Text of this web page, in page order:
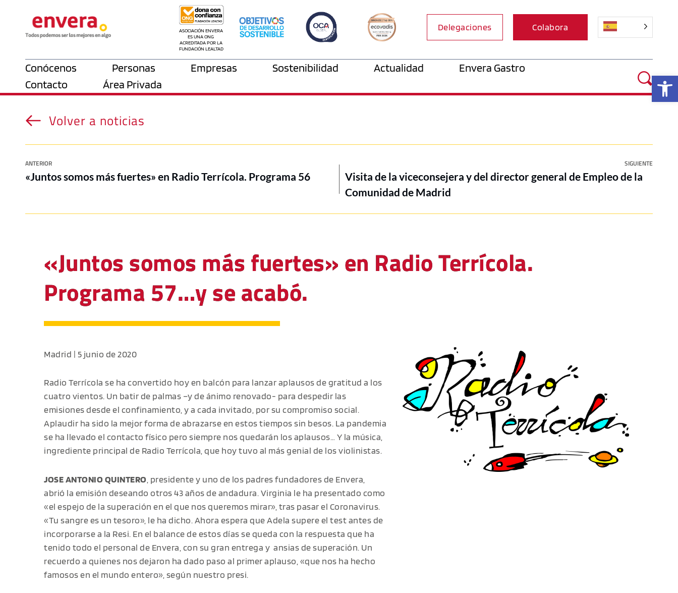
ASOCIACIÓN ENVERA
ES UNA ONG
ACREDITADA POR LA
FUNDACIÓN LEALTAD
Delegaciones Colabora
Conócenos Personas Empresas Sostenibilidad Actualidad
Envera Gastro
Contacto
Área Privada
Volver a noticias
ANTERIOR SIGUIENTE
«Juntos somos más fuertes» en Radio Terrícola. Programa 56
Visita de la viceconsejera y del director general de Empleo de la
Comunidad de Madrid
«Juntos somos más fuertes» en Radio Terrícola.
Programa 57…y se acabó.
Madrid | 5 junio de 2020
Radio Terrícola se ha convertido hoy en balcón para lanzar aplausos de gratitud a los
cuatro vientos. Un batir de palmas –y de ánimo renovado- para despedir las
emisiones desde el confinamiento, y a cada invitado, por su compromiso social.
Aplaudir ha sido la mejor forma de abrazarse en estos tiempos sin besos. La pandemia
se ha llevado el contacto físico pero siempre nos quedarán los aplausos… Y la música,
ingrediente principal de Radio Terrícola, que hoy tuvo al más genial de los violinistas.
JOSE ANTONIO QUINTERO , presidente y uno de los padres fundadores de Envera,
abrió la emisión deseando otros 43 años de andadura. Virginia le ha presentado como
«el espejo de la superación en el que nos queremos mirar», tras pasar el Coronavirus.
«Tu sangre es un tesoro», le ha dicho. Ahora espera que Adela supere el test antes de
incorporarse a la Resi. En el balance de estos días se queda con la respuesta que ha
tenido todo el personal de Envera, con su gran entrega y ansias de superación. Un
recuerdo a quienes nos dejaron ha dado paso al primer aplauso, «que nos ha hecho
famosos en el mundo entero», según nuestro presi.